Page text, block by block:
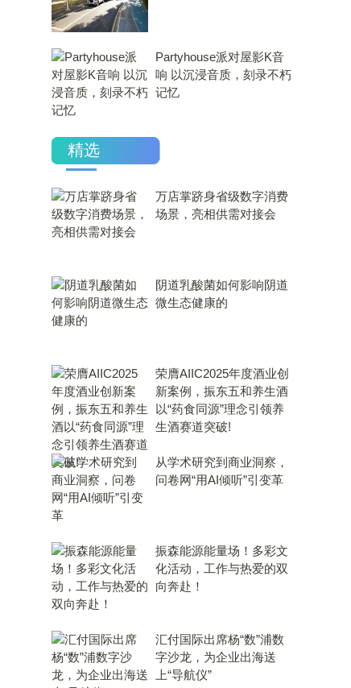
Partyhouse派对屋影K音
响 以沉浸音质，刻录不朽
记忆
精选
万店掌跻身省级数字消费
场景，亮相供需对接会
​阴道乳酸菌如何影响阴道
微生态健康的
荣膺AIIC2025年度酒业创
新案例，振东五和养生酒
以“药食同源”理念引领养
生酒赛道突破!
从学术研究到商业洞察，
问卷网“用AI倾听”引变革
振森能源能量场！多彩文
化活动，工作与热爱的双
向奔赴！
汇付国际出席杨“数”浦数
字沙龙，为企业出海送
上“导航仪”